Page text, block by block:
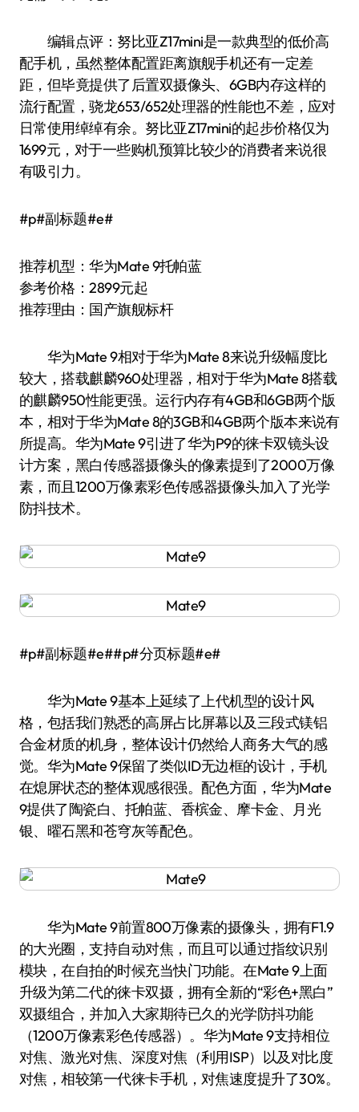
编辑点评：努比亚Z17mini是一款典型的低价高
配手机，虽然整体配置距离旗舰手机还有一定差
距，但毕竟提供了后置双摄像头、6GB内存这样的
流行配置，骁龙653/652处理器的性能也不差，应对
日常使用绰绰有余。努比亚Z17mini的起步价格仅为
1699元，对于一些购机预算比较少的消费者来说很
有吸引力。
#p#副标题#e#
推荐机型：华为Mate 9托帕蓝
参考价格：2899元起
推荐理由：国产旗舰标杆
华为Mate 9相对于华为Mate 8来说升级幅度比
较大，搭载麒麟960处理器，相对于华为Mate 8搭载
的麒麟950性能更强。运行内存有4GB和6GB两个版
本，相对于华为Mate 8的3GB和4GB两个版本来说有
所提高。华为Mate 9引进了华为P9的徕卡双镜头设
计方案，黑白传感器摄像头的像素提到了2000万像
素，而且1200万像素彩色传感器摄像头加入了光学
防抖技术。
#p#副标题#e##p#分页标题#e#
华为Mate 9基本上延续了上代机型的设计风
格，包括我们熟悉的高屏占比屏幕以及三段式镁铝
合金材质的机身，整体设计仍然给人商务大气的感
觉。华为Mate 9保留了类似ID无边框的设计，手机
在熄屏状态的整体观感很强。配色方面，华为Mate
9提供了陶瓷白、托帕蓝、香槟金、摩卡金、月光
银、曜石黑和苍穹灰等配色。
华为Mate 9前置800万像素的摄像头，拥有F1.9
的大光圈，支持自动对焦，而且可以通过指纹识别
模块，在自拍的时候充当快门功能。在Mate 9上面
升级为第二代的徕卡双摄，拥有全新的“彩色+黑白”
双摄组合，并加入大家期待已久的光学防抖功能
（1200万像素彩色传感器）。华为Mate 9支持相位
对焦、激光对焦、深度对焦（利用ISP）以及对比度
对焦，相较第一代徕卡手机，对焦速度提升了30%。